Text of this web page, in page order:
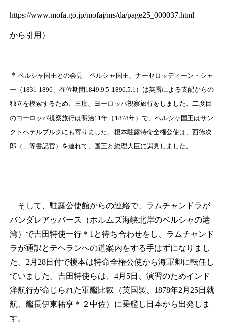
https://www.mofa.go.jp/mofaj/ms/da/page25_000037.html
から引用）
＊ ペルシャ国王との会見 ペルシャ国王、ナーセロッディーン・シャ
ー（1831‐1896、在位期間1849.9.5-1896.5.1）は英露による支配からの
独立を模索するため、三度、ヨーロッパ視察旅行をしました。二度目
のヨーロッパ視察旅行は明治11年（1878年）で、ペルシャ国王はサン
クトペテルブルクにも寄りました。榎本駐露特命全権公使は、西徳次
郎（二等書記官）を連れて、国王と総理大臣に謁見しました。
そして、駐露公使館からの連絡で、ラムチャンドラが
バンダレアッバース（ホルムズ海峡北岸のペルシャの港
湾）で吉田特使一行＊1 と待ち合わせをし、ラムチャンド
ラが通訳とテヘランへの道案内をする手はずになりまし
た。2月28日付で榎本は特命全権公使から海軍卿に転任し
ていました。吉田特使らは、4月5日、演習のためインド
洋航行が命じられた軍艦比叡（英国製、1878年2月25日就
航、艦長伊東祐亨＊２ 中佐）に乗艦し日本から出発しま
す。